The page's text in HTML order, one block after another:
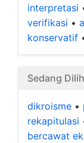
interpretasi
verifikasi •
konservatif
Sedang
dikroisme •
rekapitulasi
bercawat